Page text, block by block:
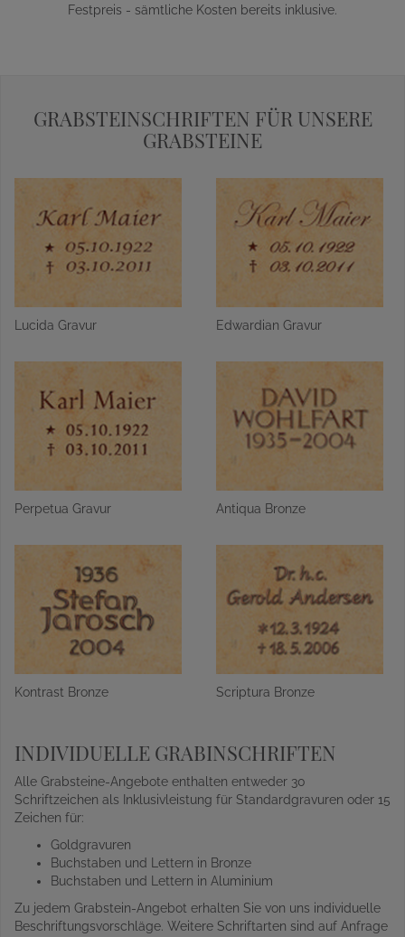
Festpreis - sämtliche Kosten bereits inklusive.
GRABSTEINSCHRIFTEN FÜR UNSERE
GRABSTEINE
Lucida Gravur Edwardian Gravur
Perpetua Gravur Antiqua Bronze
Kontrast Bronze Scriptura Bronze
INDIVIDUELLE GRABINSCHRIFTEN
Alle Grabsteine-Angebote enthalten entweder 30
Schriftzeichen als Inklusivleistung für Standardgravuren oder 15
Zeichen für:
Goldgravuren
Buchstaben und Lettern in Bronze
Buchstaben und Lettern in Aluminium
Zu jedem Grabstein-Angebot erhalten Sie von uns individuelle
Beschriftungsvorschläge. Weitere Schriftarten sind auf Anfrage